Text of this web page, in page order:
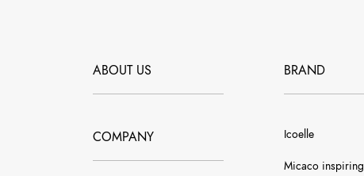
ABOUT US
COMPANY
BRAND
Icoelle
Micaco inspiring